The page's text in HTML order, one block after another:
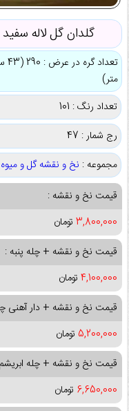
گلدان گل لاله سفید
متر)
تعداد رنگ : 101
رج شمار : 47
مجموعه : نخ و نقشه گل و میوه
قیمت نخ و نقشه :
3,800,000 تومان
قیمت نخ و نقشه + چله پنبه :
4,100,000 تومان
قیمت نخ و نقشه + دار آهنی
5,200,000 تومان
قیمت نخ و نقشه + چله
6,650,000 تومان